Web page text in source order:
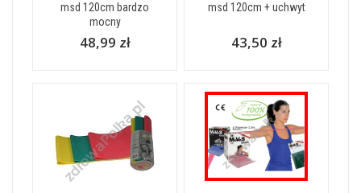
msd 120cm bardzo
mocny
48,99 zł
msd 120cm + uchwyt
43,50 zł